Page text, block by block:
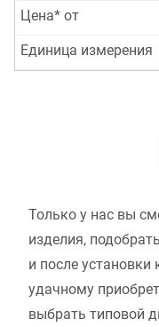
Цена* от
Единица измерения
Только у нас вы
изделия,
и после
удачному
выбрать типовой